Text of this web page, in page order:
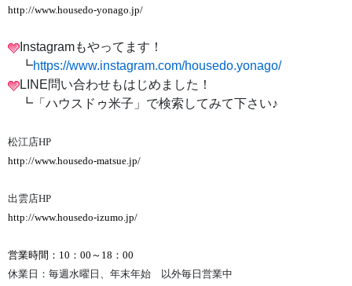
http://www.housedo-yonago.jp/
Instagramもやってます！
┗https://www.instagram.com/housedo.yonago/
LINE問い合わせもはじめました！
┗「ハウスドゥ米子」で検索してみて下さい♪
松江店HP
http://www.housedo-matsue.jp/
出雲店HP
http://www.housedo-izumo.jp/
営業時間：10：00～18：00
休業日：毎週水曜日、年末年始 以外毎日営業中